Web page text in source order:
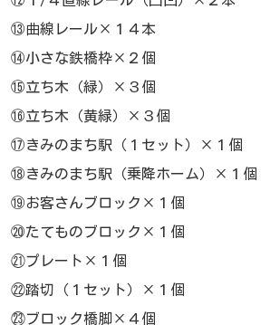
⑬曲線レール×１４本
⑭小さな鉄橋枠×２個
⑮立ち木（緑）×３個
⑯立ち木（黄緑）×３個
⑰きみのまち駅（１セット）×１個
⑱きみのまち駅（乗降ホーム）×１個
⑲お客さんブロック×１個
⑳たてものブロック×１個
㉑プレート×１個
㉒踏切（１セット）×１個
㉓ブロック橋脚×４個